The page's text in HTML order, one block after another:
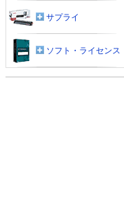
サプライ
ソフト・ライセンス